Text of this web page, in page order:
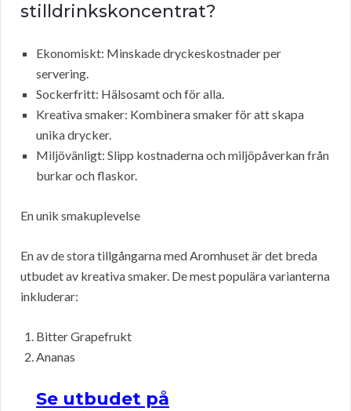
stilldrinkskoncentrat?
Ekonomiskt: Minskade dryckeskostnader per
servering.
Sockerfritt: Hälsosamt och för alla.
Kreativa smaker: Kombinera smaker för att skapa
unika drycker.
Miljövänligt: Slipp kostnaderna och miljöpåverkan från
burkar och flaskor.
En unik smakuplevelse
En av de stora tillgångarna med Aromhuset är det breda
utbudet av kreativa smaker. De mest populära varianterna
inkluderar:
Bitter Grapefrukt
Ananas
Se utbudet på